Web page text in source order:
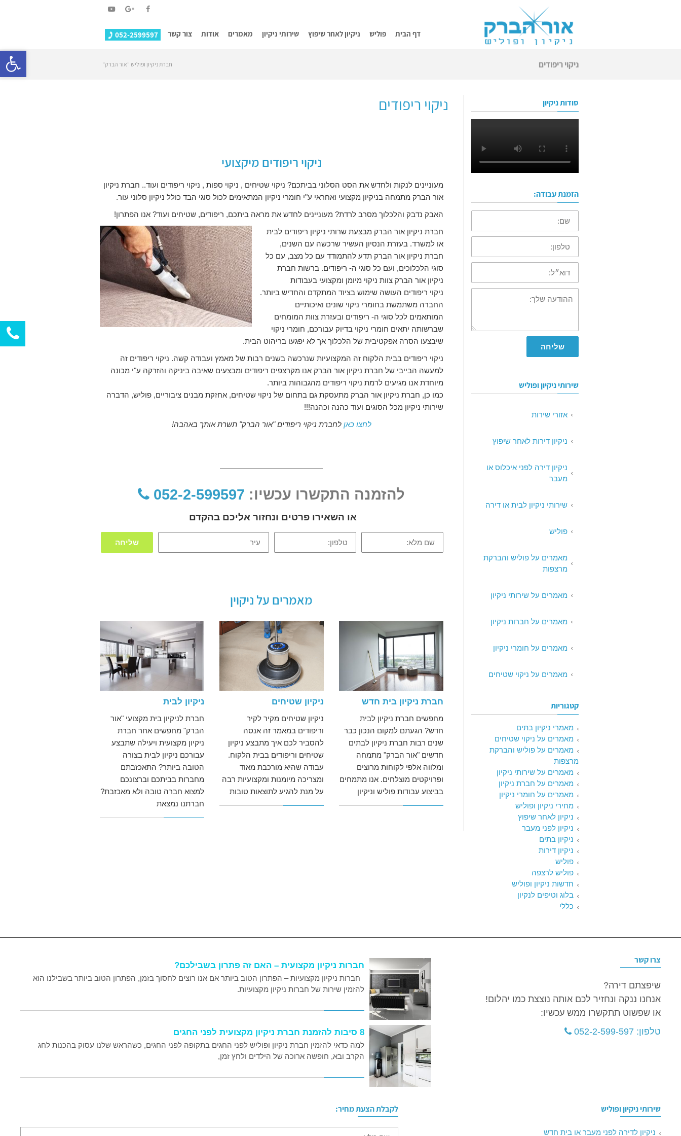
דף הבית פוליש ניקיון לאחר שיפוץ שירותי ניקיון מאמרים אודות צור קשר 052-2599597
ניקוי ריפודים חברת ניקיון ופוליש "אור הברק"
ניקוי ריפודים
ניקוי ריפודים מיקצועי
מעוניינים לנקות ולחדש את הסט הסלוני בביתכם? ניקוי שטיחים , ניקוי ספות , ניקוי ריפודים ועוד.. חברת ניקיון
אור הברק מתמחה בניקיון מקצועי ואחראי ע"י חומרי ניקיון המתאימים לכול סוגי הבד כולל ניקיון סלוני עור.
האבק נדבק והלכלוך מסרב לרדת? מעוניינים לחדש את מראה ביתכם, ריפודים, שטיחים ועוד? אנו הפתרון!
חברת ניקיון אור הברק מבצעת שרותי ניקיון ריפודים לבית
או למשרד. בעזרת הנסיון העשיר שרכשה עם השנים,
חברת ניקיון אור הברק תדע להתמודד עם כל מצב, עם כל
סוגי הלכלוכים, ועם כל סוגי ה- ריפודים. ברשות חברת
ניקיון אור הברק צוות ניקוי מיומן ומקצועי בעבודות
ניקוי ריפודים העושה שימוש בציוד המתקדם והחדיש ביותר.
החברה משתמשת בחומרי ניקוי שונים ואיכותיים
המותאמים לכל סוגי ה- ריפודים ובעזרת צוות המומחים
שברשותה יתאים חומרי ניקוי בדיוק עבורכם, חומרי ניקוי
שיבצעו הסרה אפקטיבית של הלכלוך אך לא יפגעו בריהוט הבית.
ניקוי ריפודים בבית הלקוח זה המקצועיות שנרכשה בשנים רבות של מאמץ ועבודה קשה. ניקוי ריפודים זה
למעשה הבייבי של חברת ניקיון אור הברק אנו מקרצפים ריפודים ומבצעים שאיבה ביניקה והזרקה ע"י מכונה
מיוחדת אנו מגיעים לרמת ניקוי ריפודים מהגבוהות ביותר.
כמו כן, חברת ניקיון אור הברק מתעסקת גם בתחום של ניקוי שטיחים, אחזקת מבנים ציבוריים, פוליש, הדברה
שירותי ניקיון מכל הסוגים ועוד כהנה וכהנה!!!
לחצו כאן לחברת ניקוי ריפודים "אור הברק" תשרת אותך באהבה!
להזמנה התקשרו עכשיו:
או השאירו פרטים ונחזור אליכם בהקדם
שם
מלא:
טלפון:
עיר
שליחה
מאמרים על ניקוין
חברת ניקיון בית חדש
מחפשים חברת ניקיון לבית
חדש? הגעתם למקום הנכון כבר
שנים רבות חברת ניקיון לבתים
חדשים "אור הברק" מתמחה
ומלווה אלפי לקוחות מרוצים
ופרויקטים מוצלחים. אנו מתמחים
בביצוע עבודות פוליש וניקיון
ניקיון שטיחים
ניקיון שטיחים מקיר לקיר
וריפודים במאמר זה אנסה
להסביר לכם איך מתבצע ניקיון
שטיחים וריפודים בבית הלקוח.
עבודה שהיא מורכבת מאוד
ומצריכה מיומנות ומקצועיות רבה
על מנת להגיע לתוצאות טובות
ניקיון לבית
חברת לניקיון בית מקצועי "אור
הברק" מחפשים אחר חברת
ניקיון מקצועית ויעילה שתבצע
עבורכם ניקיון לבית בצורה
הטובה ביותר? התאכזבתם
מחברות בביתכם וברצונכם
למצוא חברה טובה ולא מאכזבת?
חברתנו נמצאת
סודות ניקיון
הזמנת עבודה:
שם:
טלפון:
דוא״ל:
ההודעה
שלך:
שליחה
שירותי ניקיון ופוליש
אזורי שירות
ניקיון דירות לאחר שיפוץ
ניקיון דירה לפני איכלוס או
מעבר
שירותי ניקיון לבית או דירה
פוליש
מאמרים על פוליש והברקת
מרצפות
מאמרים על שירותי ניקיון
מאמרים על חברות ניקיון
מאמרים על חומרי ניקיון
מאמרים על ניקוי שטיחים
קטגוריות
מאמרי ניקיון בתים
מאמרים על ניקוי שטיחים
מאמרים על פוליש והברקת
מרצפות
מאמרים על שירותי ניקיון
מאמרים על חברת ניקיון
מאמרים על חומרי ניקיון
מחירי ניקיון ופוליש
ניקיון לאחר שיפוץ
ניקיון לפני מעבר
ניקיון בתים
ניקיון דירות
פוליש
פוליש לרצפה
חדשות ניקיון ופוליש
בלוג וטיפים לנקיון
כללי
צרו קשר
שיפצתם דירה?
אנחנו ננקה ונחזיר לכם אותה נוצצת כמו יהלום!
או שפשוט תתקשרו ממש עכשיו:
טלפון: 052-2-599-597
חברות ניקיון מקצועית – האם זה פתרון בשבילכם?
חברות ניקיון מקצועיות – הפתרון הטוב ביותר אם אנו רוצים לחסוך בזמן, הפתרון הטוב ביותר בשבילנו הוא
להזמין שירות של חברות ניקיון מקצועיות.
8 סיבות להזמנת חברת ניקיון מקצועית לפני החגים
למה כדאי להזמין חברת ניקיון ופוליש לפני החגים בתקופה לפני החגים, כשהראש שלנו עסוק בהכנות לחג
הקרב ובא, חופשה ארוכה של הילדים ולחץ זמן,
שירותי ניקיון ופוליש
ניקיון לדירה לפני מעבר או בית חדש
לקבלת הצעת מחיר:
שם
פתח